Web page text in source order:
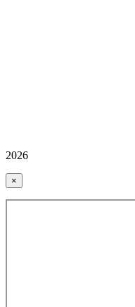
2026
×